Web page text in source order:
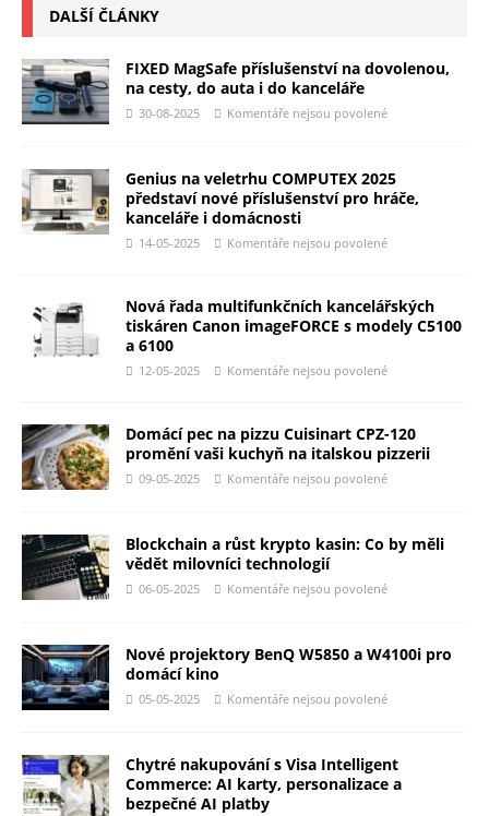
DALŠÍ ČLÁNKY
FIXED MagSafe příslušenství na dovolenou,
na cesty, do auta i do kanceláře
30-08-2025 Komentáře nejsou povolené
Genius na veletrhu COMPUTEX 2025
představí nové příslušenství pro hráče,
kanceláře i domácnosti
14-05-2025 Komentáře nejsou povolené
Nová řada multifunkčních kancelářských
tiskáren Canon imageFORCE s modely C5100
a 6100
12-05-2025 Komentáře nejsou povolené
Domácí pec na pizzu Cuisinart CPZ-120
promění vaši kuchyň na italskou pizzerii
09-05-2025 Komentáře nejsou povolené
Blockchain a růst krypto kasin: Co by měli
vědět milovníci technologií
06-05-2025 Komentáře nejsou povolené
Nové projektory BenQ W5850 a W4100i pro
domácí kino
05-05-2025 Komentáře nejsou povolené
Chytré nakupování s Visa Intelligent
Commerce: AI karty, personalizace a
bezpečné AI platby